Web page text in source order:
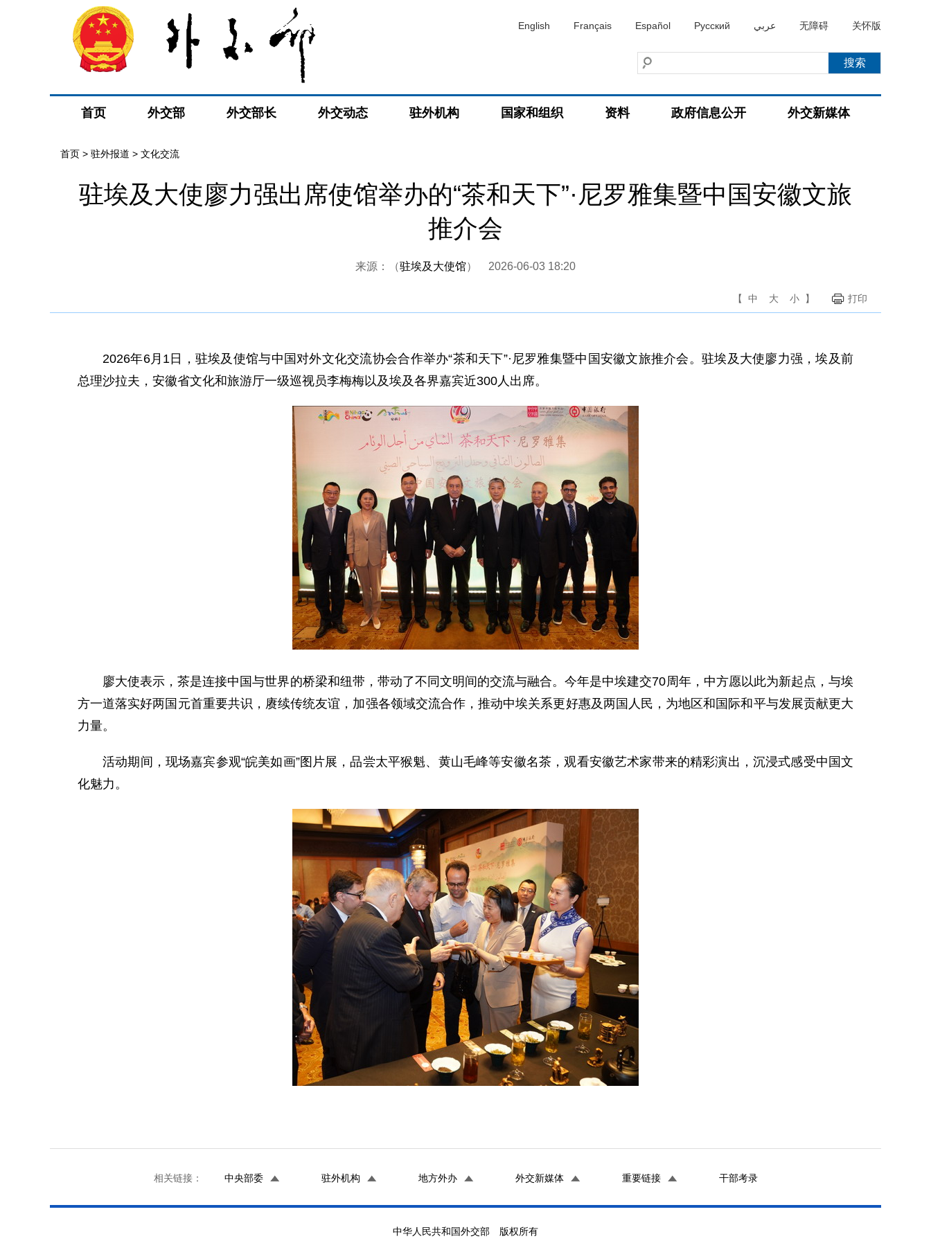
English Français Español Русский عربي 无障碍 关怀版
首页 外交部 外交部长 外交动态 驻外机构 国家和组织 资料 政府信息公开 外交新媒体
首页 > 驻外报道 > 文化交流
驻埃及大使廖力强出席使馆举办的“茶和天下”·尼罗雅集暨中国安徽文旅
推介会
来源：（驻埃及大使馆） 2026-06-03 18:20
【 中 大 小 】 打印
2026年6月1日，驻埃及使馆与中国对外文化交流协会合作举办“茶和天下”·尼罗雅集暨中国安徽文旅推介会。驻埃及大使廖力强，埃及前
总理沙拉夫，安徽省文化和旅游厅一级巡视员李梅梅以及埃及各界嘉宾近300人出席。
廖大使表示，茶是连接中国与世界的桥梁和纽带，带动了不同文明间的交流与融合。今年是中埃建交70周年，中方愿以此为新起点，与埃
方一道落实好两国元首重要共识，赓续传统友谊，加强各领域交流合作，推动中埃关系更好惠及两国人民，为地区和国际和平与发展贡献更大
力量。
活动期间，现场嘉宾参观“皖美如画”图片展，品尝太平猴魁、黄山毛峰等安徽名茶，观看安徽艺术家带来的精彩演出，沉浸式感受中国文
化魅力。
相关链接： 中央部委 驻外机构 地方外办 外交新媒体 重要链接 干部考录
中华人民共和国外交部 版权所有